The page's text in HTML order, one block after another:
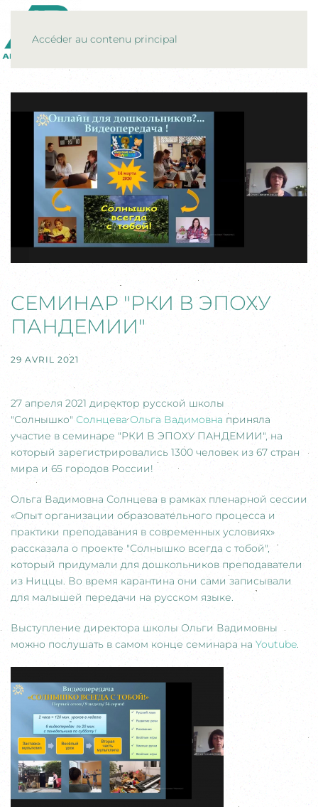
Accéder au contenu principal
CЕМИНАР "РКИ В ЭПОХУ
ПАНДЕМИИ"
29 AVRIL 2021
27 апреля 2021 директор русской школы
"Солнышко" Солнцева Ольга Вадимовна приняла
участие в семинаре "РКИ В ЭПОХУ ПАНДЕМИИ", на
который зарегистрировались 1300 человек из 67 стран
мира и 65 городов России!
Ольга Вадимовна Солнцева в рамках пленарной сессии
«Опыт организации образовательного процесса и
практики преподавания в современных условиях»
рассказала о проекте "Солнышко всегда с тобой",
который придумали для дошкольников преподаватели
из Ниццы. Во время карантина они сами записывали
для малышей передачи на русском языке.
Выступление директора школы Ольги Вадимовны
можно послушать в самом конце семинара на Youtube.